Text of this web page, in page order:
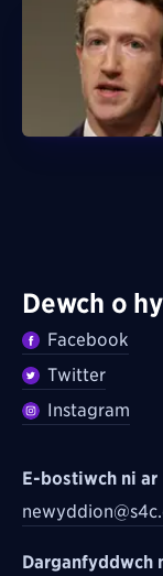
Dewch o
Facebook
Twitter
Instagram
E-bostiwch ni ar
Darganfyddwch